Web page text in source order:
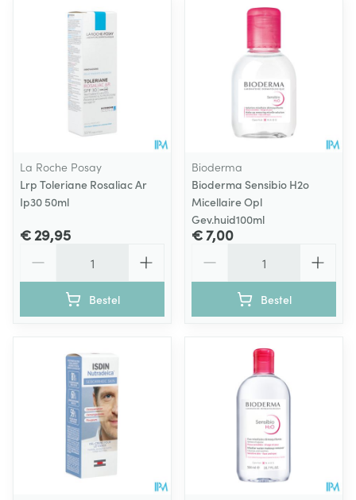
La Roche Posay
Lrp Toleriane Rosaliac Ar
Ip30 50ml
€ 29,95
Bestel
Bioderma
Bioderma Sensibio H2o
Micellaire Opl
Gev.huid100ml
€ 7,00
Bestel